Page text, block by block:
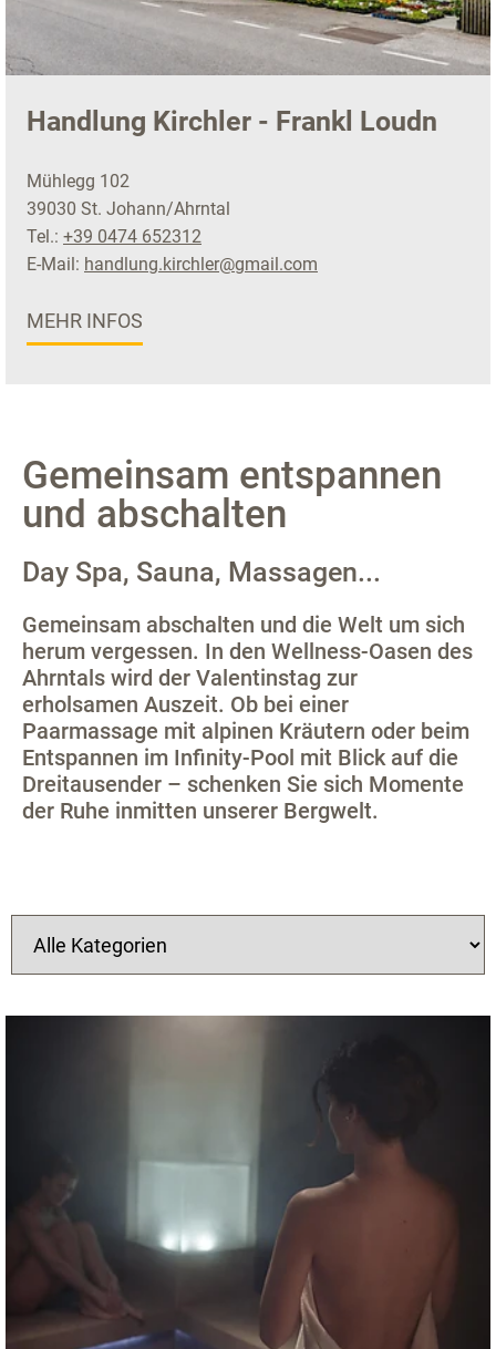
Handlung Kirchler - Frankl Loudn
Mühlegg 102
39030 St. Johann/Ahrntal
Tel.: +39 0474 652312
E-Mail: handlung.kirchler@gmail.com
MEHR INFOS
Gemeinsam entspannen
und abschalten
Day Spa, Sauna, Massagen...
Gemeinsam abschalten und die Welt um sich
herum vergessen. In den Wellness-Oasen des
Ahrntals wird der Valentinstag zur
erholsamen Auszeit. Ob bei einer
Paarmassage mit alpinen Kräutern oder beim
Entspannen im Infinity-Pool mit Blick auf die
Dreitausender – schenken Sie sich Momente
der Ruhe inmitten unserer Bergwelt.